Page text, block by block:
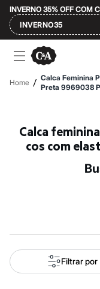
INVERNO 35% OFF COM
INVERNO35
Ofertas
Compre por
Feminino
Masculino
Plus Size
Até 20% off
Até 40% off
A partir de 60% off
Roupas
Blusas e Camisetas
Básicos
Calças
Home / Calca Feminina
Preta 9969038
Calca feminina pantacourt cintura media
cos com
Filtrar por